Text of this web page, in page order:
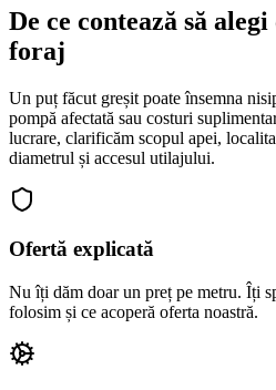
De ce contează să
foraj
Un puț făcut greșit poate însemna
pompă afectată sau costuri
lucrare, clarificăm scopul apei,
diametrul și accesul utilajului.
Ofertă explicată
Nu îți dăm doar un preț pe metru. Îți
folosim și ce acoperă oferta noastră.